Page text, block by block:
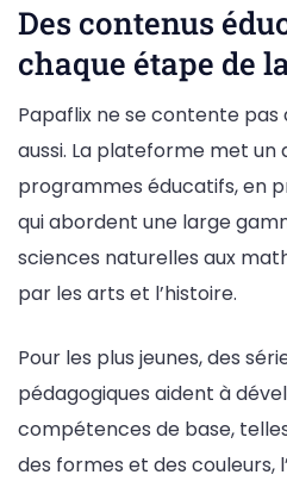
Des contenus
chaque étape de
Papaflix ne se contente pas
aussi. La plateforme met
programmes éducatifs, en
qui abordent une large
sciences naturelles aux
par les arts et l’histoire.
Pour les plus jeunes, des
pédagogiques aident à
compétences de base,
des formes et des couleurs,